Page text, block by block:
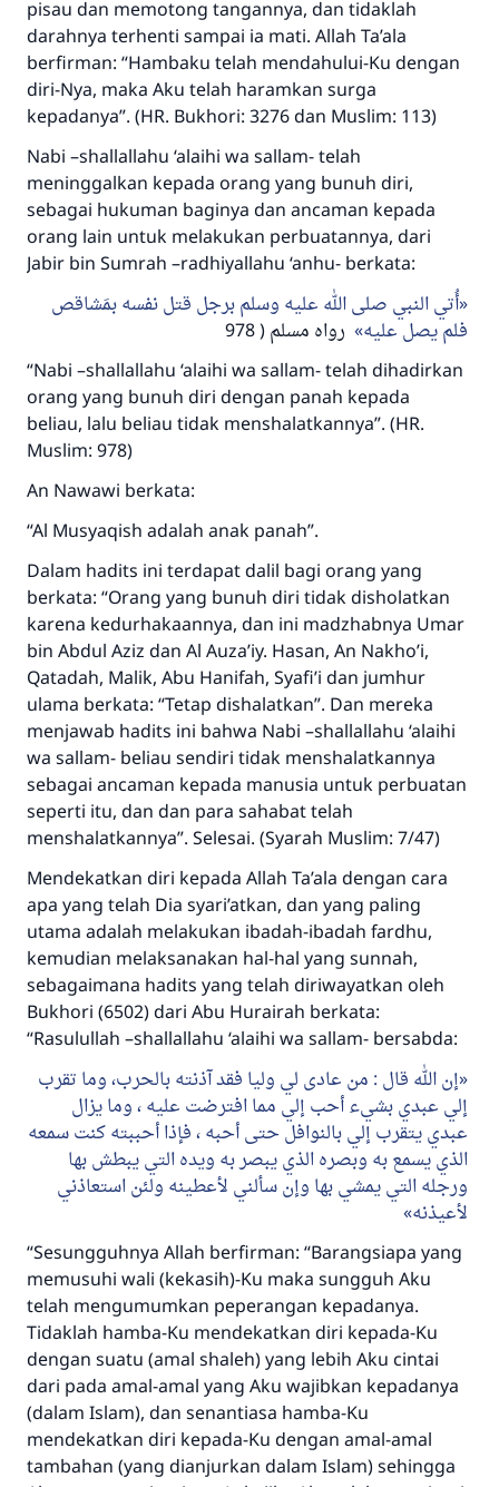
pisau dan memotong tangannya, dan tidaklah
darahnya terhenti sampai ia mati. Allah Ta’ala
berfirman: “Hambaku telah mendahului-Ku dengan
diri-Nya, maka Aku telah haramkan surga
kepadanya”. (HR. Bukhori: 3276 dan Muslim: 113)
Nabi –shallallahu ‘alaihi wa sallam- telah
meninggalkan kepada orang yang bunuh diri,
sebagai hukuman baginya dan ancaman kepada
orang lain untuk melakukan perbuatannya, dari
Jabir bin Sumrah –radhiyallahu ‘anhu- berkata:
أُتي النبي صلى الله عليه وسلم برجل قتل نفسه بمَشاقص
فلم يصل عليه
رواه مسلم ( 978
“Nabi –shallallahu ‘alaihi wa sallam- telah dihadirkan
orang yang bunuh diri dengan panah kepada
beliau, lalu beliau tidak menshalatkannya”. (HR.
Muslim: 978)
An Nawawi berkata:
“Al Musyaqish adalah anak panah”.
Dalam hadits ini terdapat dalil bagi orang yang
berkata: “Orang yang bunuh diri tidak disholatkan
karena kedurhakaannya, dan ini madzhabnya Umar
bin Abdul Aziz dan Al Auza’iy. Hasan, An Nakho’i,
Qatadah, Malik, Abu Hanifah, Syafi’i dan jumhur
ulama berkata: “Tetap dishalatkan”. Dan mereka
menjawab hadits ini bahwa Nabi –shallallahu ‘alaihi
wa sallam- beliau sendiri tidak menshalatkannya
sebagai ancaman kepada manusia untuk perbuatan
seperti itu, dan dan para sahabat telah
menshalatkannya”. Selesai. (Syarah Muslim: 7/47)
Mendekatkan diri kepada Allah Ta’ala dengan cara
apa yang telah Dia syari’atkan, dan yang paling
utama adalah melakukan ibadah-ibadah fardhu,
kemudian melaksanakan hal-hal yang sunnah,
sebagaimana hadits yang telah diriwayatkan oleh
Bukhori (6502) dari Abu Hurairah berkata:
“Rasulullah –shallallahu ‘alaihi wa sallam- bersabda:
إن الله قال : من عادى لي وليا فقد آذنته بالحرب، وما تقرب
إلي عبدي بشيء أحب إلي مما افترضت عليه ، وما يزال
عبدي يتقرب إلي بالنوافل حتى أحبه ، فإذا أحببته كنت سمعه
الذي يسمع به وبصره الذي يبصر به ويده التي يبطش بها
ورجله التي يمشي بها وإن سألني لأعطينه ولئن استعاذني
لأعيذنه
“Sesungguhnya Allah berfirman: “Barangsiapa yang
memusuhi wali (kekasih)-Ku maka sungguh Aku
telah mengumumkan peperangan kepadanya.
Tidaklah hamba-Ku mendekatkan diri kepada-Ku
dengan suatu (amal shaleh) yang lebih Aku cintai
dari pada amal-amal yang Aku wajibkan kepadanya
(dalam Islam), dan senantiasa hamba-Ku
mendekatkan diri kepada-Ku dengan amal-amal
tambahan (yang dianjurkan dalam Islam) sehingga
menyelamatkan pernikahan.
Bantu kami dalam memberikan jawaban untuk umat
Rasulullah ﷺ bersabda
"Siapa yang menunjukkan suatu kebaikan,
meka dia akan mendapatkan pahala yang
sama dengan orang yang melakukannya"
MUSLIM, 1893
Saham